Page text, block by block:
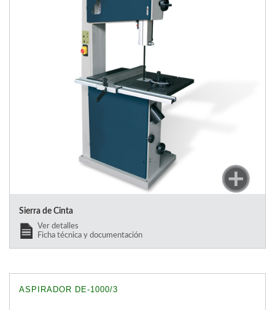
Sierra de Cinta
Ver detalles
Ficha técnica y documentación
ASPIRADOR DE-1000/3